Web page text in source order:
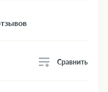
Сравнить